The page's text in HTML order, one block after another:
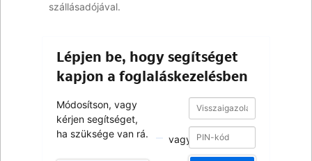
szállásadójával.
Lépjen be, hogy segítséget
kapjon a foglaláskezelésben
Módosítson, vagy
kérjen segítséget,
ha szüksége van rá.
vagy
Visszaigazolási
szám
Visszaigazolási
szám